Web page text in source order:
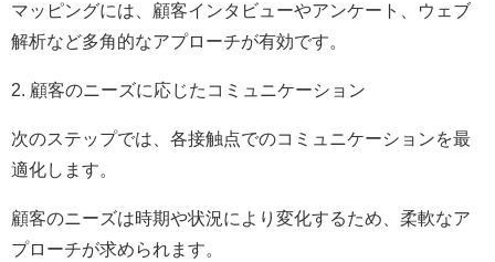
マッピングには、顧客インタビューやアンケート、ウェブ
解析など多角的なアプローチが有効です。
2. 顧客のニーズに応じたコミュニケーション
次のステップでは、各接触点でのコミュニケーションを最
適化します。
顧客のニーズは時期や状況により変化するため、柔軟なア
プローチが求められます。